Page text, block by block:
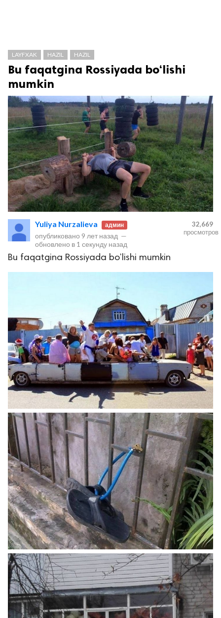
защищены.
LAYFXAK HAZIL HAZIL
Bu faqatgina Rossiyada bo‘lishi
mumkin
Yuliya Nurzalieva админ
опубликовано 9 лет назад —
обновлено в 1 секунду назад
32,669
просмотров
Bu faqatgina Rossiyada bo‘lishi mumkin